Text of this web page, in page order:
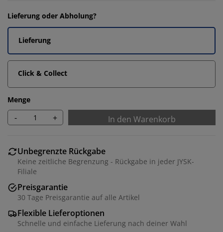
Lieferung oder Abholung?
Lieferung
Click & Collect
Menge
- + In den Warenkorb
Unbegrenzte Rückgabe
Keine zeitliche Begrenzung - Rückgabe in jeder JYSK-
Filiale
Preisgarantie
30 Tage Preisgarantie auf alle Artikel
Flexible Lieferoptionen
Schnelle und einfache Lieferung nach deiner Wahl